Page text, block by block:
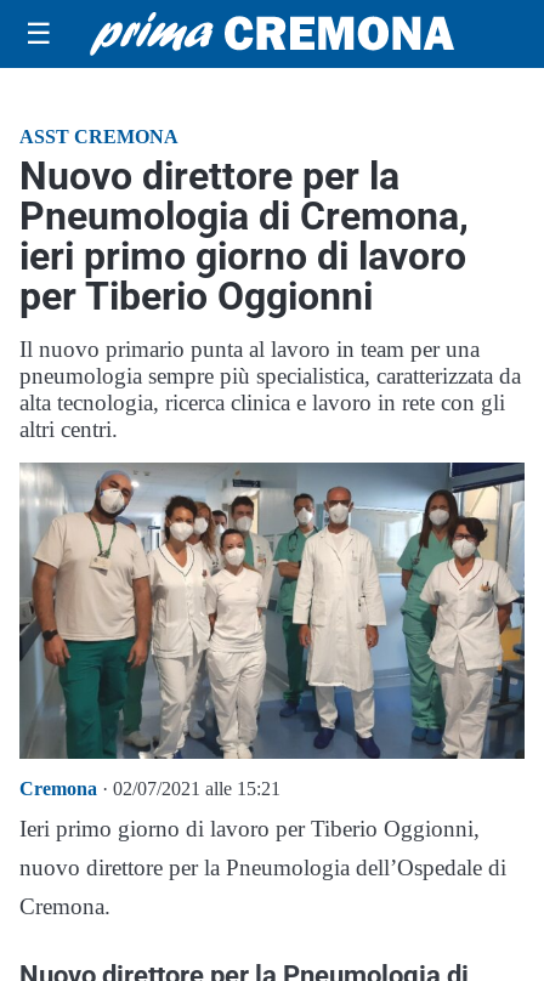
☰
ASST CREMONA
Nuovo direttore per la
Pneumologia di Cremona,
ieri primo giorno di lavoro
per Tiberio Oggionni
Il nuovo primario punta al lavoro in team per una
pneumologia sempre più specialistica, caratterizzata da
alta tecnologia, ricerca clinica e lavoro in rete con gli
altri centri.
Cremona · 02/07/2021 alle 15:21
Ieri primo giorno di lavoro per Tiberio Oggionni,
nuovo direttore per la Pneumologia dell’Ospedale di
Cremona.